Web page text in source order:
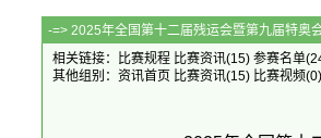
-=> 2025年全国第十二届残运
相关链接：
比赛规程 比赛资讯(15) 参赛名单
其他组别： 资讯首页 比赛资讯(15) 比赛视频(0)